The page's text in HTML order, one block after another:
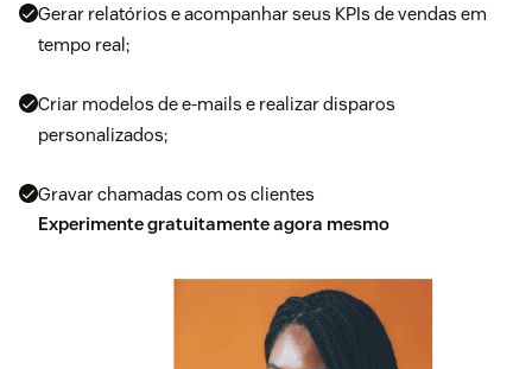
Gerar relatórios e acompanhar seus KPIs de vendas em
tempo real;
Criar modelos de e-mails e realizar disparos
personalizados;
Gravar chamadas com os clientes
Experimente gratuitamente agora mesmo